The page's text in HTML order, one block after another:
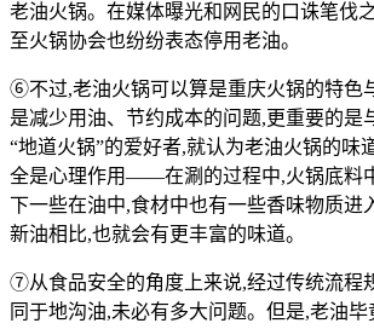
老油火锅。在媒体曝光和网民的口诛笔伐
至火锅协会也纷纷表态停用老油。
⑥不过,老油火锅可以算是重庆火锅的特色
是减少用油、节约成本的问题,更重要的是
“地道火锅”的爱好者,就认为老油火锅的味
全是心理作用——在涮的过程中,火锅底料
下一些在油中,食材中也有一些香味物质进
新油相比,也就会有更丰富的味道。
⑦从食品安全的角度上来说,经过传统流程
同于地沟油,未必有多大问题。但是,老油